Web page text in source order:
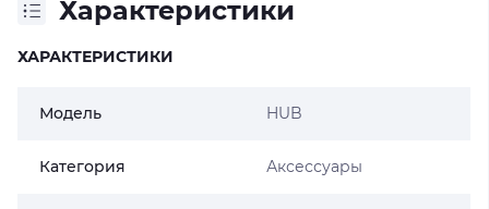
Характеристики
ХАРАКТЕРИСТИКИ
Модель HUB
Категория Аксессуары